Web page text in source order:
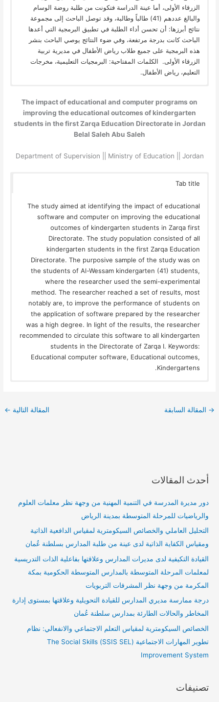
الزرقاء الأولى، أما عينة الدراسة فتكونت من طلبة روضة الوسام
والبالغ عددهم (41) طالباً وطالبة، وقد توصل الباحث إلى مجموعة
نتائج أبرزها: أن تحسن أداء الطلبة في تطبيق البرمجية التي أعدها
الباحث كانت بدرجة مرتفعة، وفي ضوء النتائج يوصي الباحث بنشر
هذه البرمجية على جميع طلاب رياض الأطفال في مديرية تربية
الزرقاء الأولى. الكلمات المفتاحية: البرمجيات التعليمية، مخرجات
التعليم، رياض الأطفال.
The impact of educational and computer programs on
improving the educational outcomes of kindergarten
students in the first Zarqa Education Directorate in Jordan
Belal Saleh Abu Saleh
Department of Supervision || Ministry of Education || Jordan
Tab title
The study aimed at identifying the impact of educational
software and computer on improving the educational
outcomes of kindergarten students in Zarqa first
Directorate. The study population consisted of all
kindergarten students in the first Zarqa Education
Directorate. The purposive sample of the study was on
the students of Al-Wessam kindergarten (41) students,
where the researcher used the semi-experimental
method. The researcher reached a set of results, most
notably are, to improve the performance of students on
the application of software prepared by the researcher
was a high degree. In light of the results, the researcher
recommended to circulate this software to all kindergarten
students in the Directorate of Zarqa I. Keywords:
Educational computer software, Educational outcomes,
Kindergartens.
→ المقالة السابقة المقالة التالية ←
أحدث المقالات
دور مديرة المدرسة في التنمية المهنية من وجهة نظر معلمات العلوم
والرياضيات للمرحلة المتوسطة بمدينة الرياض
التحليل العاملي والخصائص السيكومترية لمقياس الدافعية الذاتية
ومقياس الكفاية الذاتية لدى عينة من طلبة المدارس بسلطنة عُمان
القيادة التكيفية لدى مديرات المدارس وعلاقتها بفاعلية الذات التدريسية
لمعلمات المرحلة المتوسطة بالمدارس المتوسطة الحكومية بمكة
المكرمة من وجهة نظر المشرفات التربويات
درجة ممارسة مديري المدارس للقيادة التحويلية وعلاقتها بمستوى إدارة
المخاطر والحالات الطارئة بمدارس سلطنة عُمان
الخصائص السيكومترية لمقياس التعلم الاجتماعي والانفعالي: نظام
تطوير المهارات الاجتماعية (SSIS SEL) The Social Skills
Improvement System
تصنيفات